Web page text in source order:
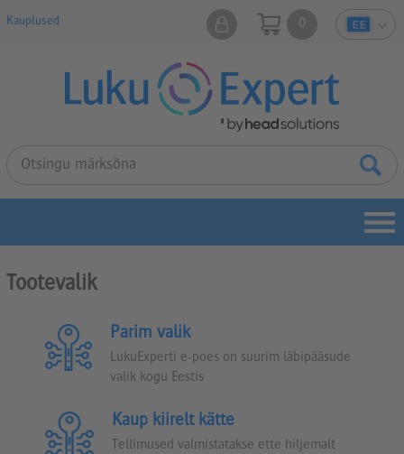
Kauplused 0
Tootevalik
Parim valik
LukuExperti e-poes on suurim läbipääsude
valik kogu Eestis
Kaup kiirelt kätte
Tellimused valmistatakse ette hiljemalt